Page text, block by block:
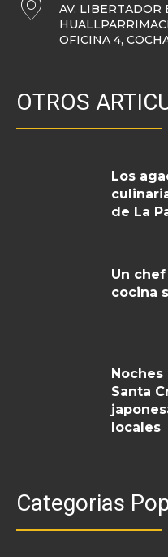
AV. LIBERTADOR
OFICINA 4,
OTROS
Los
de La
Un
cocina
Santa
locales
Categorias